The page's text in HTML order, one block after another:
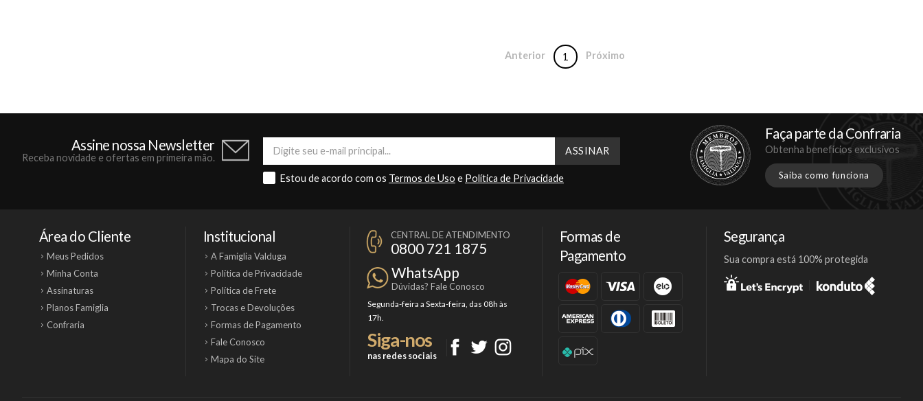
Anterior 1 Próximo
Assine nossa Newsletter
Receba novidade e ofertas em primeira mão.
Estou de acordo com os Termos de Uso e Política de Privacidade
Faça parte da Confraria
Obtenha benefícios exclusivos
Saiba como funciona
Área do Cliente
Meus Pedidos
Minha Conta
Assinaturas
Planos Famiglia
Confraria
Institucional
A Famiglia Valduga
Política de Privacidade
Política de Frete
Trocas e Devoluções
Formas de Pagamento
Fale Conosco
Mapa do Site
CENTRAL DE ATENDIMENTO
0800 721 1875
WhatsApp
Dúvidas? Fale Conosco
Segunda-feira a Sexta-feira, das 08h às
17h.
Siga-nos
nas redes sociais
Formas de
Pagamento
Segurança
Sua compra está 100% protegida